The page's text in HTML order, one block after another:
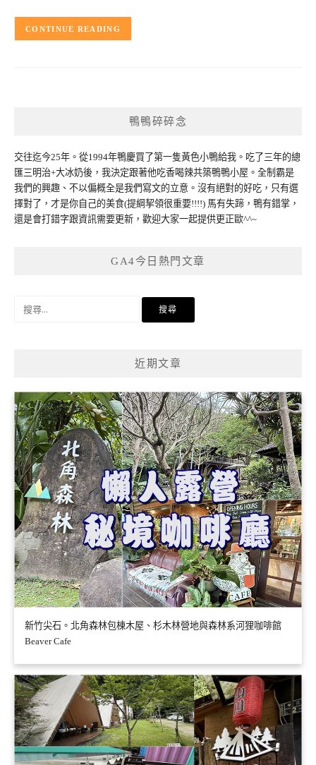
CONTINUE READING
鴨鴨碎碎念
交往迄今25年。從1994年鴨慶買了第一隻黃色小鴨給我。吃了三年的總
匯三明治+大冰奶後，我決定跟著他吃香喝辣共築鴨鴨小屋。全制霸是
我們的興趣、不以偏概全是我們寫文的立意。沒有絕對的好吃，只有選
擇對了，才是你自己的美食(提綱挈領很重要!!!!) 馬有失蹄，鴨有錯掌，
還是會打錯字跟資訊需要更新，歡迎大家一起提供更正歐^^~
GA4今日熱門文章
近期文章
新竹尖石。北角森林包棟木屋、杉木林營地與森林系河狸咖啡館
Beaver Cafe